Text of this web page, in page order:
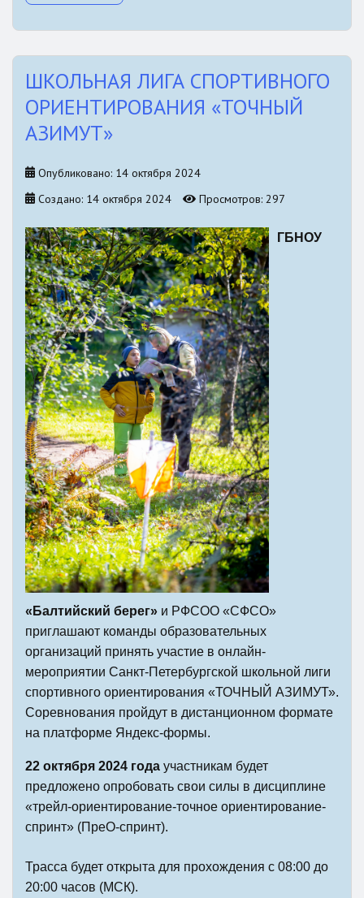
ШКОЛЬНАЯ ЛИГА СПОРТИВНОГО
ОРИЕНТИРОВАНИЯ «ТОЧНЫЙ
АЗИМУТ»
Опубликовано: 14 октября 2024
Создано: 14 октября 2024
Просмотров: 297
ГБНОУ
«Балтийский берег» и РФСОО «СФСО»
приглашают команды образовательных
организаций принять участие в онлайн-
мероприятии Санкт-Петербургской школьной лиги
спортивного ориентирования «ТОЧНЫЙ АЗИМУТ».
Соревнования пройдут в дистанционном формате
на платформе Яндекс-формы.
22 октября 2024 года участникам будет
предложено опробовать свои силы в дисциплине
«трейл-ориентирование-точное ориентирование-
спринт» (ПреО-спринт).
Трасса будет открыта для прохождения с 08:00 до
20:00 часов (МСК).